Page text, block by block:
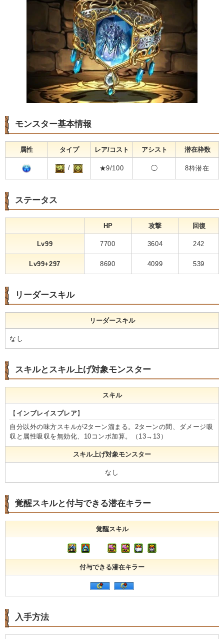
モンスター基本情報
属性 タイプ レア/コスト アシスト 潜在枠数
/ ★9/100 ◯ 8枠潜在
ステータス
HP 攻撃 回復
Lv99 7700 3604 242
Lv99+297 8690 4099 539
リーダースキル
リーダースキル
なし
スキルとスキル上げ対象モンスター
スキル
【 インブレイスプレア】
自分以外の味方スキルが2ターン溜まる。2ターンの間、ダメージ吸
収と属性吸収を無効化、10コンボ加算。（13→13）
スキル上げ対象モンスター
なし
覚醒スキルと付与できる潜在キラー
覚醒スキル
付与できる潜在キラー
入手方法